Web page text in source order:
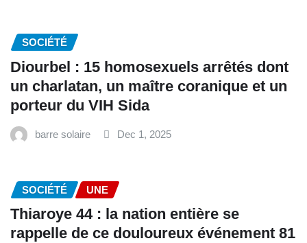
SOCIÉTÉ
Diourbel : 15 homosexuels arrêtés dont
un charlatan, un maître coranique et un
porteur du VIH Sida
barre solaire Dec 1, 2025
SOCIÉTÉ UNE
Thiaroye 44 : la nation entière se
rappelle de ce douloureux événement 81